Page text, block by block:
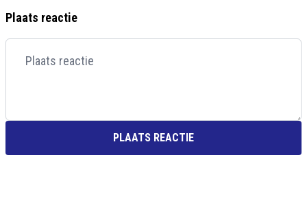
Plaats reactie
PLAATS REACTIE